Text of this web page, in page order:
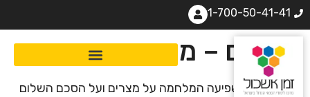
1-700-50-41-41
מצרים – מעצמה בדעיכה
באיזה אופן השפיעה המלחמה על מצרים ועל הסכם השלום